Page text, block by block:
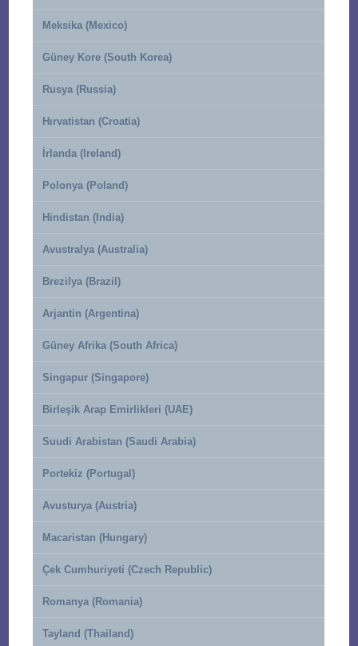
Meksika (Mexico)
Güney Kore (South Korea)
Rusya (Russia)
Hırvatistan (Croatia)
İrlanda (Ireland)
Polonya (Poland)
Hindistan (India)
Avustralya (Australia)
Brezilya (Brazil)
Arjantin (Argentina)
Güney Afrika (South Africa)
Singapur (Singapore)
Birleşik Arap Emirlikleri (UAE)
Suudi Arabistan (Saudi Arabia)
Portekiz (Portugal)
Avusturya (Austria)
Macaristan (Hungary)
Çek Cumhuriyeti (Czech Republic)
Romanya (Romania)
Tayland (Thailand)